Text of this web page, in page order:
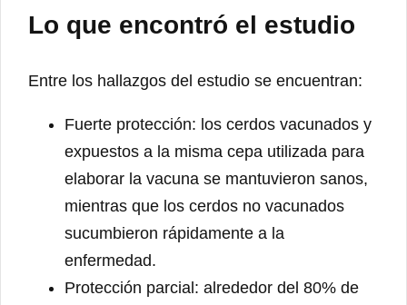
Lo que encontró el estudio
Entre los hallazgos del estudio se encuentran:
Fuerte protección: los cerdos vacunados y
expuestos a la misma cepa utilizada para
elaborar la vacuna se mantuvieron sanos,
mientras que los cerdos no vacunados
sucumbieron rápidamente a la
enfermedad.
Protección parcial: alrededor del 80% de